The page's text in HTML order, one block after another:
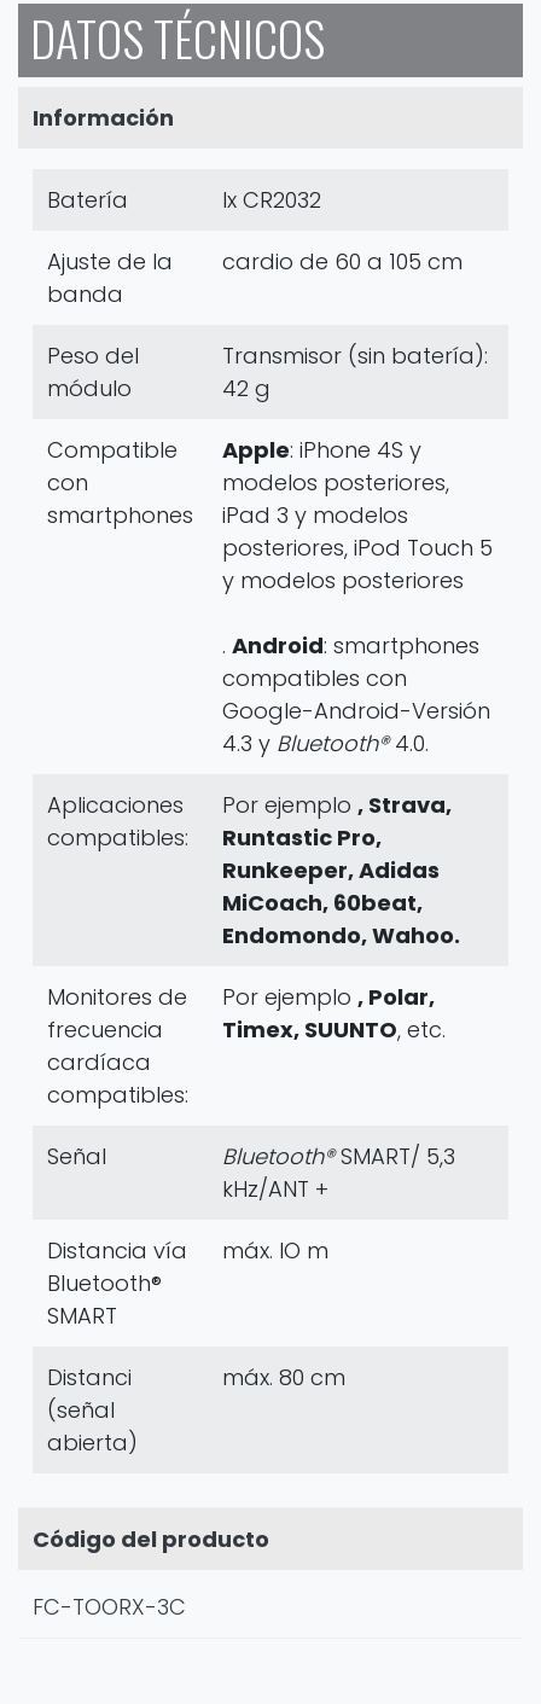
DATOS TÉCNICOS
Información
Batería Ix CR2032
Ajuste de la
banda
cardio de 60 a 105 cm
Peso del
módulo
Transmisor (sin batería):
42 g
Compatible
con
smartphones
Apple: iPhone 4S y
modelos posteriores,
iPad 3 y modelos
posteriores, iPod Touch 5
y modelos posteriores
. Android: smartphones
compatibles con
Google-Android-Versión
4.3 y Bluetooth®4.0.
Aplicaciones
compatibles:
Por ejemplo , Strava,
Runtastic Pro,
Runkeeper, Adidas
MiCoach, 60beat,
Endomondo, Wahoo.
Monitores de
frecuencia
cardíaca
compatibles:
Por ejemplo , Polar,
Timex, SUUNTO, etc.
Señal Bluetooth®SMART/ 5,3
kHz/ANT +
Distancia vía
Bluetooth®
SMART
máx. IO m
Distanci
(señal
abierta)
máx. 80 cm
Código del producto
FC-TOORX-3C